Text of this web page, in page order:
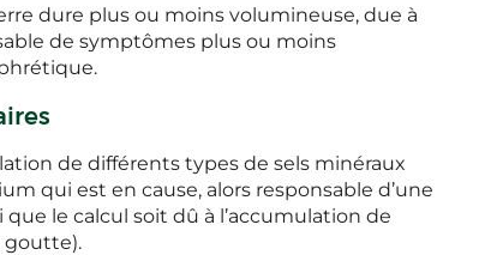
dure plus ou moins volumineuse, due à
de symptômes plus ou moins
de différents types de sels minéraux
qui est en cause, alors responsable d’une
le calcul soit dû à l’accumulation de
goutte).